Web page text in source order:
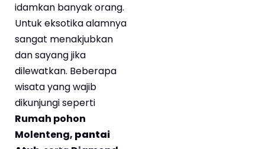
idamkan banyak orang.
Untuk eksotika alamnya
sangat menakjubkan
dan sayang jika
dilewatkan. Beberapa
wisata yang wajib
dikunjungi seperti
Rumah pohon
Molenteng, pantai